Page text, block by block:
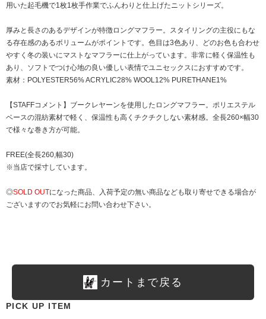
用いた起毛機で1枚1枚手作業でふんわりと仕上げたニットシリーズ。
厚みと長さのあるデザインが特徴ロングマフラー。スタイリングの主役にもな
る存在感のあるボリュームがポイントです。色目は3色あり、どのお色も合わせ
やすく冬の装いにマストなマフラーに仕上がっています。非常に軽く保温性も
あり、ソフトでつけ心地の良い優しい表情でユニセックスにおすすめです。
素材：POLYESTER56% ACRYLIC28% WOOL12% PURETHANE1%
【STAFFコメント】ブークレヤーンを使用したロングマフラー。ポリエステル
ベースの混紡素材で軽く、保温性も高くチクチクしない素材感。全長260×幅30
で様々な巻き方が可能。
FREE(全長260,幅30)
※当店で採寸しています。
◎SOLD OUTになった商品、入荷予定の無い商品なども取り寄せできる場合が
ございますのでお気軽にお問い合わせ下さい。
カートまで戻る
PICK UP ITEM